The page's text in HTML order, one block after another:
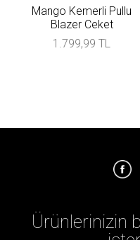
Mango Kemerli Pullu
Blazer Ceket
1.799,99 TL
Ürünlerinizin